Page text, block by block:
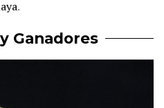
.
Ganadores